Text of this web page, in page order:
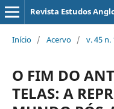
Revista Estudos
Início / Acervo / v. 45 n.
O FIM DO
TELAS: A